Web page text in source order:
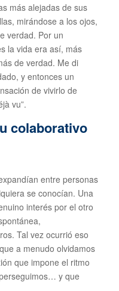
más alejadas de sus
mirándose a los ojos,
verdad. Por un
la vida era así, más
de verdad. Me di
y entonces un
de vivirlo de
vu”.
colaborativo
entre personas
se conocían. Una
interés por el otro
Tal vez ocurrió eso
a menudo olvidamos
que impone el ritmo
y que